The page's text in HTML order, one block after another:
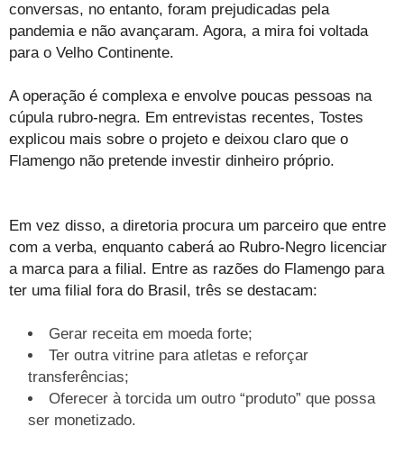
conversas, no entanto, foram prejudicadas pela
pandemia e não avançaram. Agora, a mira foi voltada
para o Velho Continente.
A operação é complexa e envolve poucas pessoas na
cúpula rubro-negra. Em entrevistas recentes, Tostes
explicou mais sobre o projeto e deixou claro que o
Flamengo não pretende investir dinheiro próprio.
Em vez disso, a diretoria procura um parceiro que entre
com a verba, enquanto caberá ao Rubro-Negro licenciar
a marca para a filial. Entre as razões do Flamengo para
ter uma filial fora do Brasil, três se destacam:
Gerar receita em moeda forte;
Ter outra vitrine para atletas e reforçar
transferências;
Oferecer à torcida um outro “produto” que possa
ser monetizado.